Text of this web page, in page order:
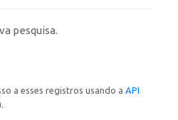
pesquisa.
a esses registros usando a API